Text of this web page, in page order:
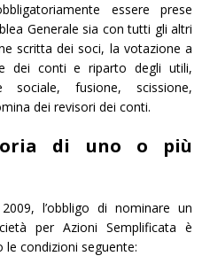
essere prese
Generale sia con tutti gli altri
scritta dei soci, la votazione a
dei conti e riparto degli utili,
sociale, fusione, scissione,
dei revisori dei conti.
di uno o più
l’obbligo di nominare un
per Azioni Semplificata è
condizioni seguente: